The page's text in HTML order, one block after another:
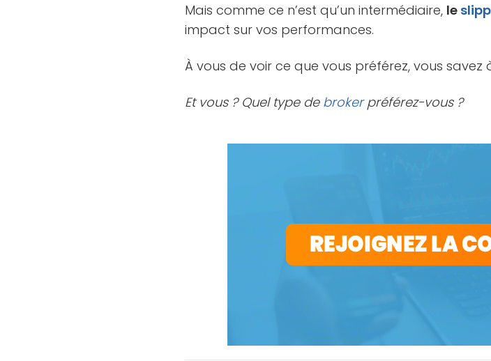
Mais comme ce n’est qu’un intermédiaire, le
impact sur vos performances.
À vous de voir ce que vous préférez, vous
Et vous ? Quel type de brokerpréférez-vous ?